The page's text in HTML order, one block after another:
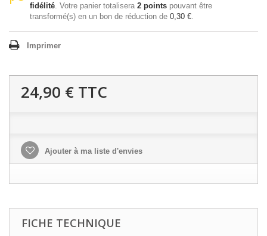
fidélité. Votre panier totalisera 2 points pouvant être
transformé(s) en un bon de réduction de 0,30 €.
Imprimer
24,90 € TTC
Ajouter à ma liste d'envies
FICHE TECHNIQUE